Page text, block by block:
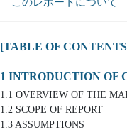
[TABLE OF
1 INTRODUCTION OF
1.1 OVERVIEW OF THE
1.2 SCOPE OF REPORT
1.3 ASSUMPTIONS